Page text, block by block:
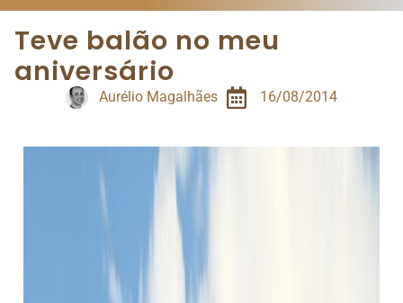
Teve balão no meu
aniversário
Aurélio Magalhães 16/08/2014